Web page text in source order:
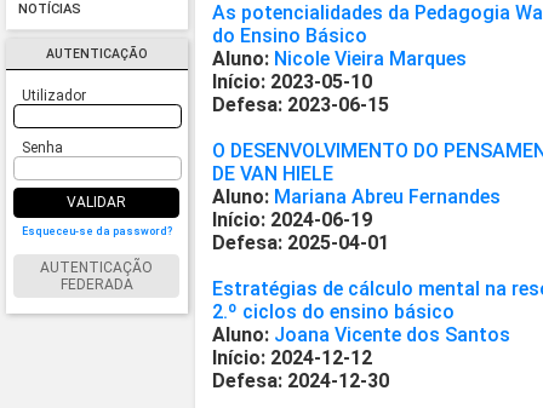
NOTÍCIAS
AUTENTICAÇÃO
Utilizador
Senha
VALIDAR
Esqueceu-se da password?
AUTENTICAÇÃO
FEDERADA
As potencialidades da Pedagogia
do Ensino Básico
Aluno: Nicole Vieira Marques
Início: 2023-05-10
Defesa: 2023-06-15
O DESENVOLVIMENTO DO
DE VAN HIELE
Aluno: Mariana Abreu Fernandes
Início: 2024-06-19
Defesa: 2025-04-01
Estratégias de cálculo mental na
2.º ciclos do ensino básico
Aluno: Joana Vicente dos Santos
Início: 2024-12-12
Defesa: 2024-12-30